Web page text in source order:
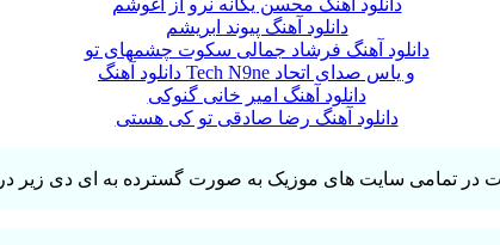
دانلود آهنگ پیوند ابریشم
دانلود آهنگ فرشاد جمالی سکوت چشمهای تو
دانلود آهنگ Tech N9ne و یاس صدای اتحاد
دانلود آهنگ امیر خانی گنوکی
دانلود آهنگ رضا صادقی تو کی هستی